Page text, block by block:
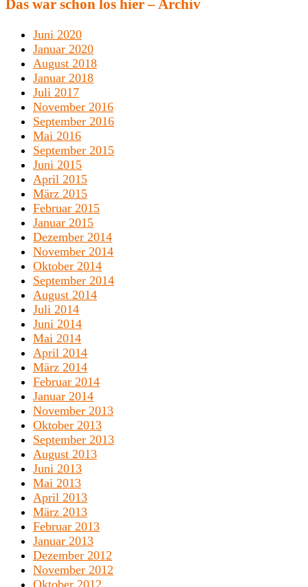
Das war schon los hier – Archiv
Juni 2020
Januar 2020
August 2018
Januar 2018
Juli 2017
November 2016
September 2016
Mai 2016
September 2015
Juni 2015
April 2015
März 2015
Februar 2015
Januar 2015
Dezember 2014
November 2014
Oktober 2014
September 2014
August 2014
Juli 2014
Juni 2014
Mai 2014
April 2014
März 2014
Februar 2014
Januar 2014
November 2013
Oktober 2013
September 2013
August 2013
Juni 2013
Mai 2013
April 2013
März 2013
Februar 2013
Januar 2013
Dezember 2012
November 2012
Oktober 2012